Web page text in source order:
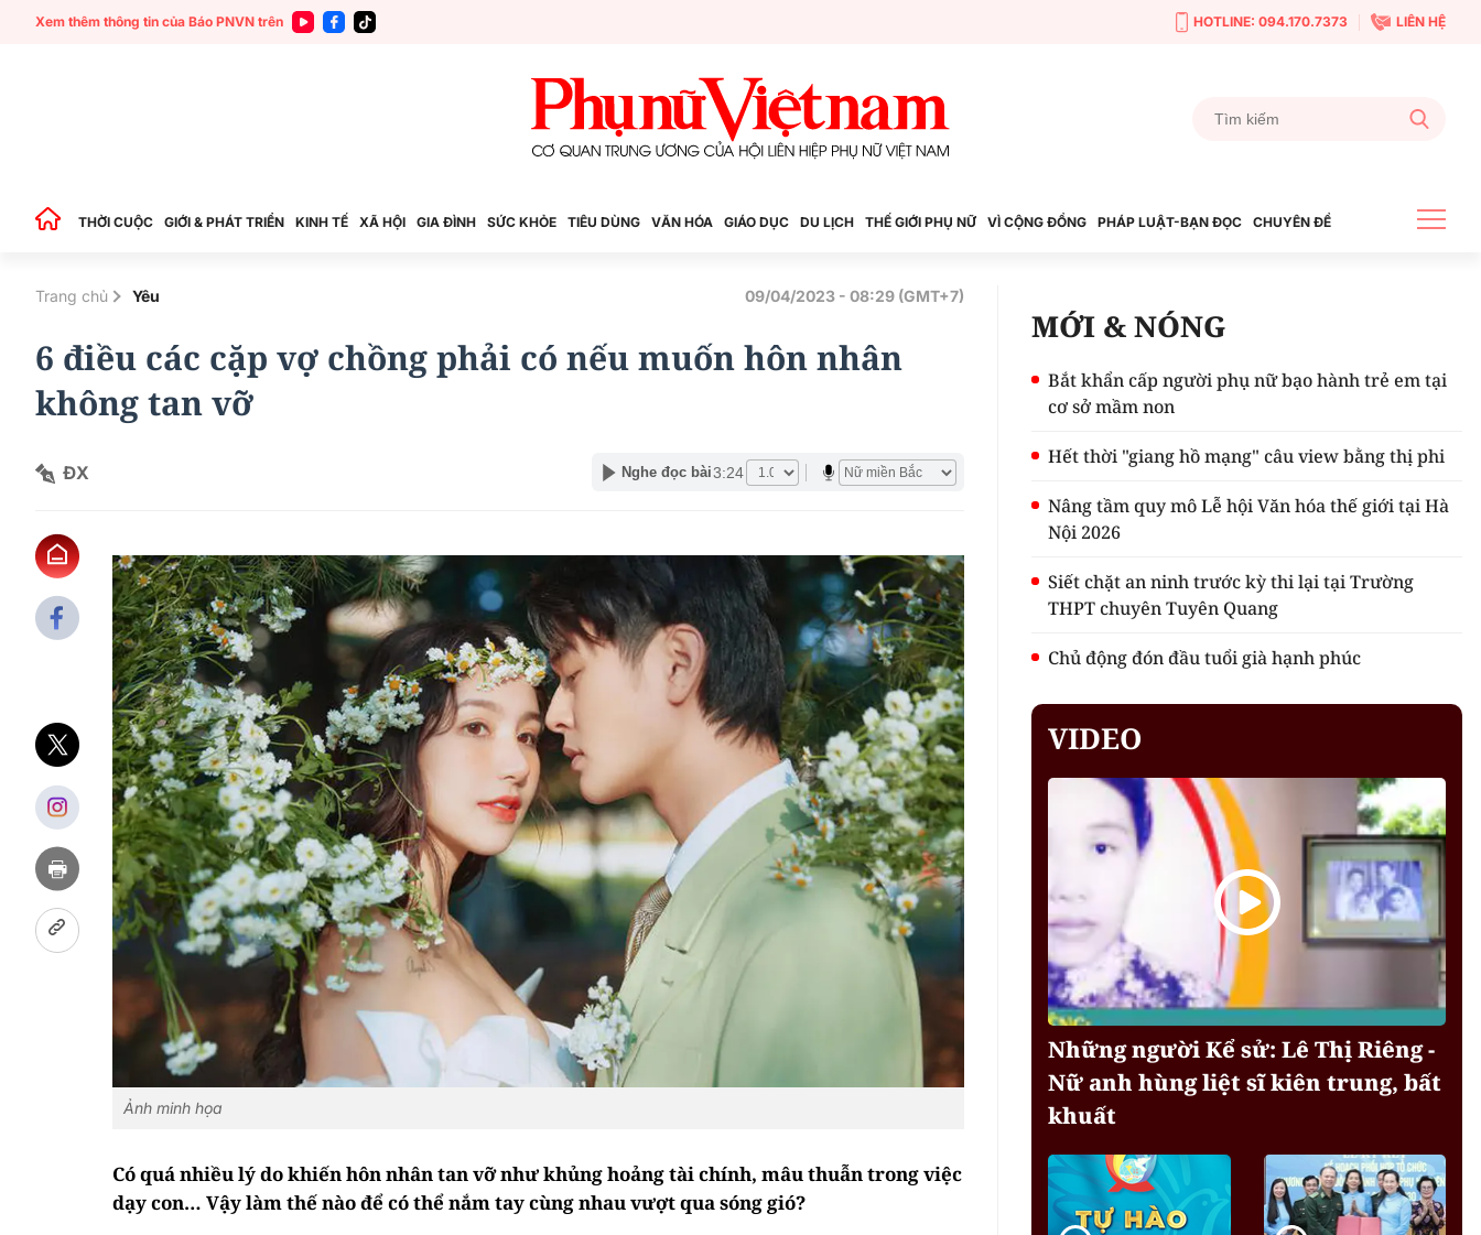
Xem thêm thông tin của Báo PNVN trên HOTLINE: 094.170.7373 LIÊN HỆ
THỜI CUỘC GIỚI & PHÁT TRIỂN KINH TẾ XÃ HỘI GIA ĐÌNH SỨC KHỎE TIÊU DÙNG VĂN HÓA GIÁO DỤC DU LỊCH THẾ GIỚI PHỤ NỮ VÌ CỘNG ĐỒNG PHÁP LUẬT-BẠN ĐỌC CHUYÊN ĐỀ
Trang chủ Yêu 09/04/2023 - 08:29 (GMT+7)
6 điều các cặp vợ chồng phải có nếu muốn hôn nhân
không tan vỡ
ĐX Nghe đọc bài3:24
Ảnh minh họa
Có quá nhiều lý do khiến hôn nhân tan vỡ như khủng hoảng tài chính, mâu thuẫn trong việc
dạy con… Vậy làm thế nào để có thể nắm tay cùng nhau vượt qua sóng gió?
MỚI & NÓNG
Bắt khẩn cấp người phụ nữ bạo hành trẻ em tại
cơ sở mầm non
Hết thời "giang hồ mạng" câu view bằng thị phi
Nâng tầm quy mô Lễ hội Văn hóa thế giới tại Hà
Nội 2026
Siết chặt an ninh trước kỳ thi lại tại Trường
THPT chuyên Tuyên Quang
Chủ động đón đầu tuổi già hạnh phúc
VIDEO
Những người Kể sử: Lê Thị Riêng -
Nữ anh hùng liệt sĩ kiên trung, bất
khuất